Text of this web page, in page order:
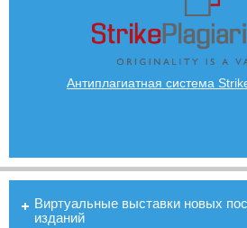
Антиплагиатная система
Виртуальные выставки новых
изданий